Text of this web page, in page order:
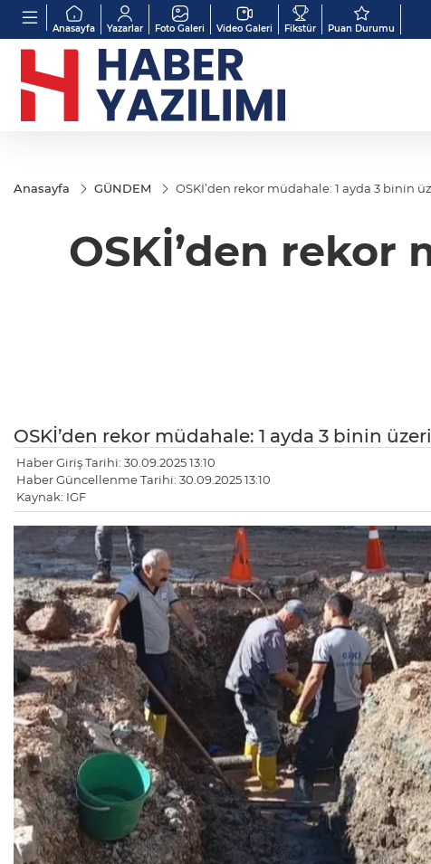
Anasayfa Yazarlar Foto Galeri Video Galeri Fikstür Puan Durumu
Anasayfa GÜNDEM OSKİ’den rekor müdahale: 1 ayda 3 binin
OSKİ’den rekor
OSKİ’den rekor müdahale: 1 ayda 3 binin
Haber Giriş Tarihi: 30.09.2025 13:10
Haber Güncellenme Tarihi: 30.09.2025 13:10
Kaynak: IGF